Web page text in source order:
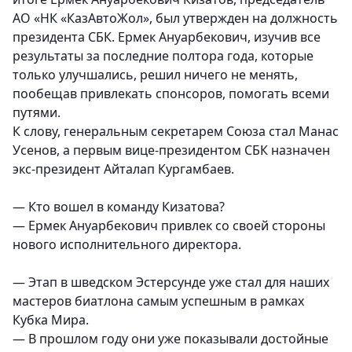
АО «НК «КазАвтоЖол», был утвержден на должность
президента СБК. Ермек Ануарбекович, изучив все
результаты за последние полтора года, которые
только улучшались, решил ничего не менять,
пообещав привлекать спонсоров, помогать всеми
путями.
К слову, генеральным секретарем Союза стал Манас
Усенов, а первым вице-президентом СБК назначен
экс-президент Айталап Кургамбаев.
— Кто вошел в команду Кизатова?
— Ермек Ануарбекович привлек со своей стороны
нового исполнительного директора.
— Этап в шведском Эстерсунде уже стал для наших
мастеров биатлона самым успешным в рамках
Кубка Мира.
— В прошлом году они уже показывали достойные